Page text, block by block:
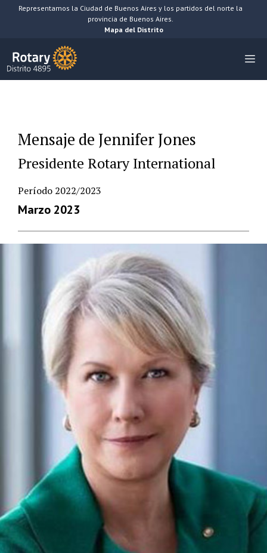
SaltarRepresentamos la Ciudad de Buenos Aires y los partidos del norte la
provincia de Buenos Aires.
Mapa del Distrito
Mensaje de Jennifer Jones
Presidente Rotary International
Período 2022/2023
Marzo 2023